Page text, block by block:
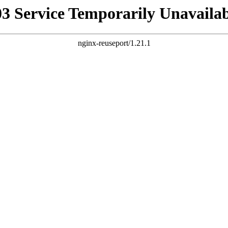
Service Temporarily
nginx-reuseport/1.21.1